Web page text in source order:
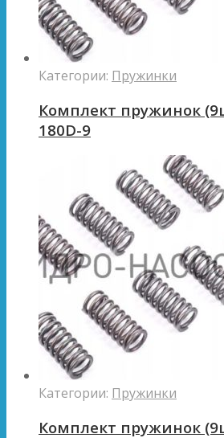
Категории: Пружинки
Комплект пружинок
180D-9
Категории: Пружинки
Комплект пружинок